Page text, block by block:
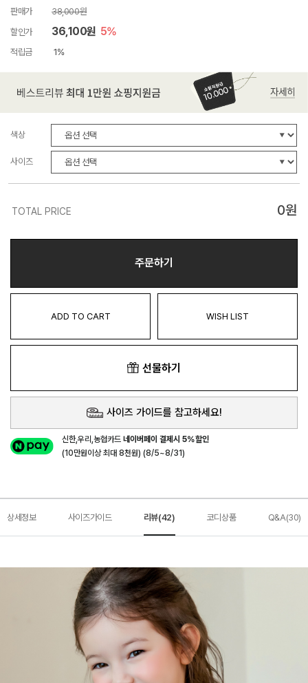
판매가
38,000원
할인가
36,100원 5%
적립금 1%
색상
사이즈
TOTAL PRICE 0원
주문하기
ADD TO CART WISH LIST
선물하기
사이즈 가이드를 참고하세요!
신한,우리,농협카드네이버페이 결제시 5%할인
(10만원이상 최대 8천원) (8/5~8/31)
상세정보 사이즈가이드 리뷰(42) 코디상품 Q&A(30)